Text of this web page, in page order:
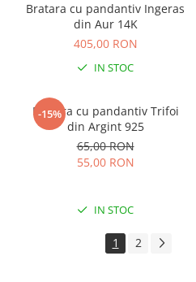
Bratara cu pandantiv Ingeras
din Aur 14K
405,00 RON
IN STOC
-15%
Bratara cu pandantiv Trifoi
din Argint 925
65,00 RON
55,00 RON
IN STOC
1 2